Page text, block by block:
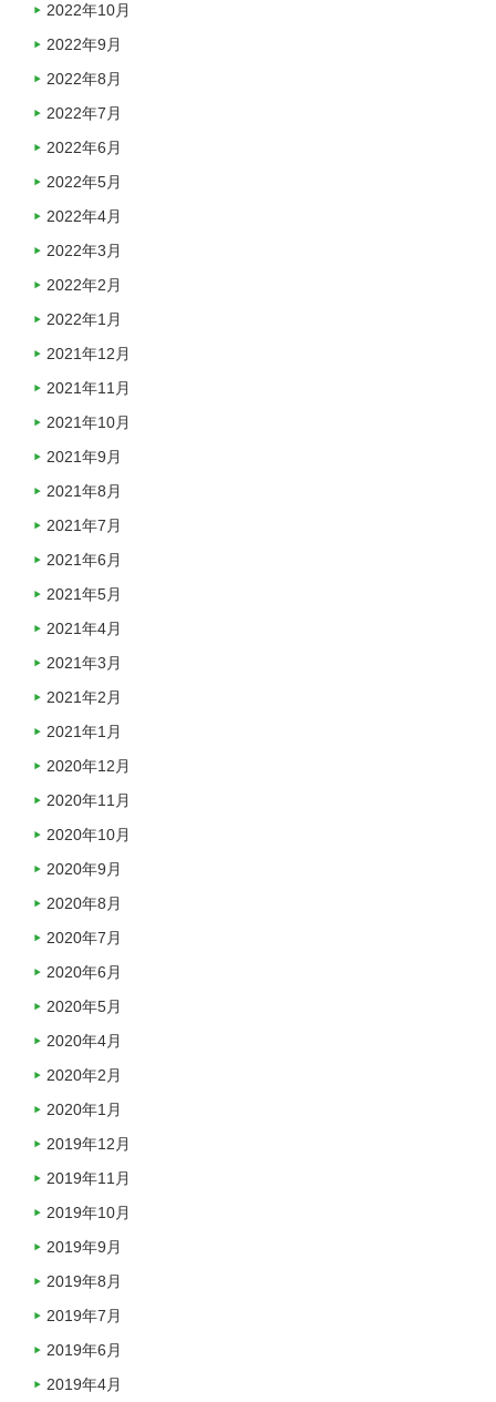
2022年10月
2022年9月
2022年8月
2022年7月
2022年6月
2022年5月
2022年4月
2022年3月
2022年2月
2022年1月
2021年12月
2021年11月
2021年10月
2021年9月
2021年8月
2021年7月
2021年6月
2021年5月
2021年4月
2021年3月
2021年2月
2021年1月
2020年12月
2020年11月
2020年10月
2020年9月
2020年8月
2020年7月
2020年6月
2020年5月
2020年4月
2020年2月
2020年1月
2019年12月
2019年11月
2019年10月
2019年9月
2019年8月
2019年7月
2019年6月
2019年4月